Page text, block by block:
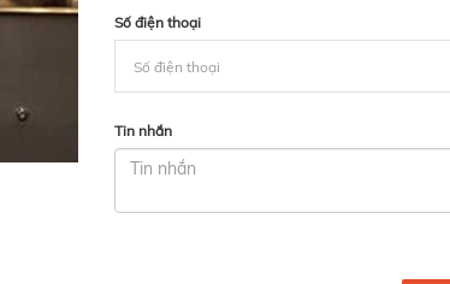
Số điện thoại
Tin nhắn